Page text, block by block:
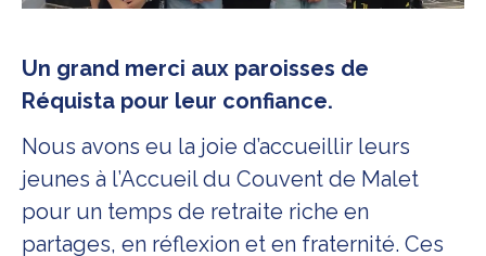
Un grand merci aux paroisses de
Réquista pour leur confiance.
Nous avons eu la joie d’accueillir leurs
jeunes à l’Accueil du Couvent de Malet
pour un temps de retraite riche en
partages, en réflexion et en fraternité. Ces